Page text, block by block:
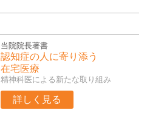
当院院長著書
認知症の人に寄り添う
在宅医療
精神科医による新たな取り組み
詳しく見る